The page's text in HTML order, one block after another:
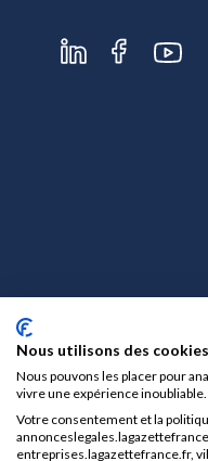
Nous utilisons des cookies
Nous pouvons les placer pour
vivre une expérience
Votre consentement et la
entreprises.lagazettefrance.fr,